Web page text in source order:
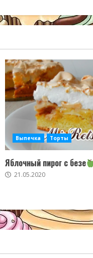
Выпечка Торты
Яблочный пирог с безе
21.05.2020